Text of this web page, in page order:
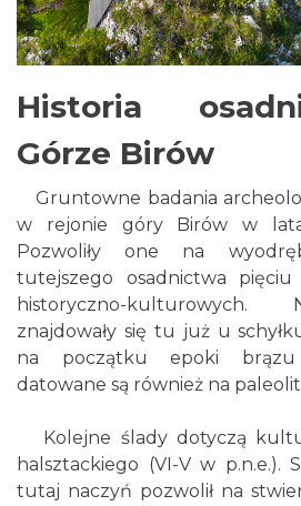
Historia
Górze Birów
Gruntowne badania
w rejonie góry Birów w
Pozwoliły one na
tutejszego osadnictwa pięciu
historyczno-kulturowych.
znajdowały się tu już u
na początku epoki brązu
datowane są również na
Kolejne ślady dotyczą
halsztackiego (VI-V w p.n.e.).
tutaj naczyń pozwolił na